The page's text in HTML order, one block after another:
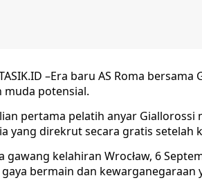
–Era baru AS Roma
muda potensial.
pertama pelatih anyar Giallorossi
yang direkrut secara gratis setelah
gawang kelahiran Wrocław, 6
bermain dan kewarganegaraan